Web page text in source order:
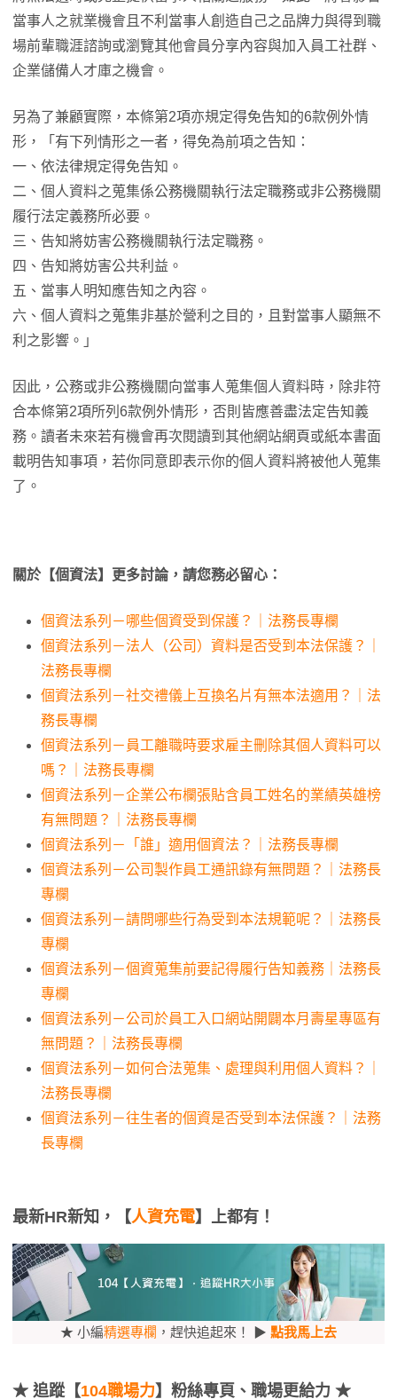
當事人之就業機會且不利當事人創造自己之品牌力與得到職
場前輩職涯諮詢或瀏覽其他會員分享內容與加入員工社群、
企業儲備人才庫之機會。
另為了兼顧實際，本條第2項亦規定得免告知的6款例外情
形，「有下列情形之一者，得免為前項之告知：
一、依法律規定得免告知。
二、個人資料之蒐集係公務機關執行法定職務或非公務機關
履行法定義務所必要。
三、告知將妨害公務機關執行法定職務。
四、告知將妨害公共利益。
五、當事人明知應告知之內容。
六、個人資料之蒐集非基於營利之目的，且對當事人顯無不
利之影響。」
因此，公務或非公務機關向當事人蒐集個人資料時，除非符
合本條第2項所列6款例外情形，否則皆應善盡法定告知義
務。讀者未來若有機會再次閱讀到其他網站網頁或紙本書面
載明告知事項，若你同意即表示你的個人資料將被他人蒐集
了。
關於【個資法】更多討論，請您務必留心：
個資法系列－哪些個資受到保護？｜法務長專欄
個資法系列－法人（公司）資料是否受到本法保護？｜
法務長專欄
個資法系列－社交禮儀上互換名片有無本法適用？｜法
務長專欄
個資法系列－員工離職時要求雇主刪除其個人資料可以
嗎？｜法務長專欄
個資法系列－企業公布欄張貼含員工姓名的業績英雄榜
有無問題？｜法務長專欄
個資法系列－「誰」適用個資法？｜法務長專欄
個資法系列－公司製作員工通訊錄有無問題？｜法務長
專欄
個資法系列－請問哪些行為受到本法規範呢？｜法務長
專欄
個資法系列－個資蒐集前要記得履行告知義務｜法務長
專欄
個資法系列－公司於員工入口網站開闢本月壽星專區有
無問題？｜法務長專欄
個資法系列－如何合法蒐集、處理與利用個人資料？｜
法務長專欄
個資法系列－往生者的個資是否受到本法保護？｜法務
長專欄
最新HR新知，【人資充電】上都有！
★ 小編精選專欄 ，趕快追起來！ ▶ 點我馬上去
★ 追蹤【104職場力】粉絲專頁、職場更給力 ★